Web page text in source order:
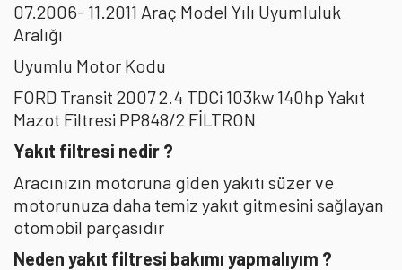
07.2006- 11.2011 Araç Model Yılı Uyumluluk
Aralığı
Uyumlu Motor Kodu
FORD Transit 2007 2.4 TDCi 103kw 140hp Yakıt
Mazot Filtresi PP848/2 FİLTRON
Yakıt filtresi nedir ?
Aracınızın motoruna giden yakıtı süzer ve
motorunuza daha temiz yakıt gitmesini sağlayan
otomobil parçasıdır
Neden yakıt filtresi bakımı yapmalıyım ?